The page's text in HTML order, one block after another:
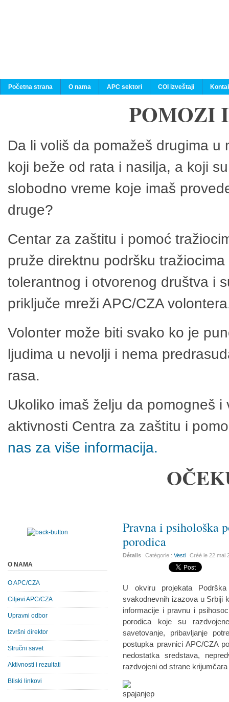
Početna strana O nama APC sektori COI izveštaji
POMOZI
Da li voliš da pomažeš drugima
koji beže od rata i nasilja, a koji
slobodno vreme koje imaš
druge?
Centar za zaštitu i pomoć
pruže direktnu podršku
tolerantnog i otvorenog društva i
priključe mreži APC/CZA
Volonter može biti svako ko je
ljudima u nevolji i nema
rasa.
Ukoliko imaš želju da pomogneš
aktivnosti Centra za zaštitu i
nas za više informacija.
Pravna i psihološka
porodica
Détails Catégorie :Vesti Créé le22 mai
U okviru projekata
svakodnevnih izazova u Srbiji
informacije i pravnu i
porodica koje su
savetovanje, pribavljanje
postupka pravnici APC/CZA
nedostatka sredstava,
razdvojeni od strane
O NAMA
O APC/CZA
Ciljevi APC/CZA
Upravni odbor
Izvršni direktor
Stručni savet
Aktivnosti i rezultati
Bliski linkovi